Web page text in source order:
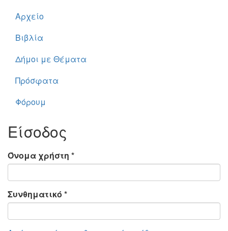
Αρχείο
Βιβλία
Δήμοι με Θέματα
Πρόσφατα
Φόρουμ
Είσοδος
Όνομα χρήστη *
Συνθηματικό *